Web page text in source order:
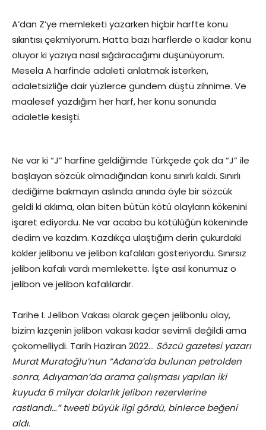
A’dan Z’ye memleketi yazarken hiçbir harfte konu
sıkıntısı çekmiyorum. Hatta bazı harflerde o kadar konu
oluyor ki yazıya nasıl sığdıracağımı düşünüyorum.
Mesela A harfinde adaleti anlatmak isterken,
adaletsizliğe dair yüzlerce gündem düştü zihnime. Ve
maalesef yazdığım her harf, her konu sonunda
adaletle kesişti.
Ne var ki “J” harfine geldiğimde Türkçede çok da “J” ile
başlayan sözcük olmadığından konu sınırlı kaldı. Sınırlı
dediğime bakmayın aslında anında öyle bir sözcük
geldi ki aklıma, olan biten bütün kötü olayların kökenini
işaret ediyordu. Ne var acaba bu kötülüğün kökeninde
dedim ve kazdım. Kazdıkça ulaştığım derin çukurdaki
kökler jelibonu ve jelibon kafalıları gösteriyordu. Sınırsız
jelibon kafalı vardı memlekette. İşte asıl konumuz o
jelibon ve jelibon kafalılardır.
Tarihe I. Jelibon Vakası olarak geçen jelibonlu olay,
bizim kızçenin jelibon vakası kadar sevimli değildi ama
çokomelliydi. Tarih Haziran 2022… Sözcü gazetesi yazarı
Murat Muratoğlu’nun “Adana’da bulunan petrolden
sonra, Adıyaman’da arama çalışması yapılan iki
kuyuda 6 milyar dolarlık jelibon rezervlerine
rastlandı…” tweeti büyük ilgi gördü, binlerce beğeni
aldı.